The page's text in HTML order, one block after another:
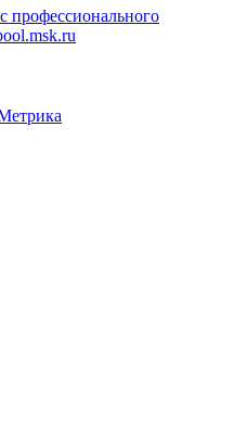
профессионального